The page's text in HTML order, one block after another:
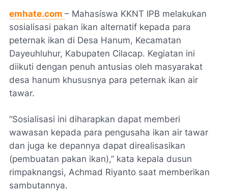
emhate.com – Mahasiswa KKNT IPB melakukan
sosialisasi pakan ikan alternatif kepada para
peternak ikan di Desa Hanum, Kecamatan
Dayeuhluhur, Kabupaten Cilacap. Kegiatan ini
diikuti dengan penuh antusias oleh masyarakat
desa hanum khususnya para peternak ikan air
tawar.
“Sosialisasi ini diharapkan dapat memberi
wawasan kepada para pengusaha ikan air tawar
dan juga ke depannya dapat direalisasikan
(pembuatan pakan ikan),” kata kepala dusun
rimpaknangsi, Achmad Riyanto saat memberikan
sambutannya.